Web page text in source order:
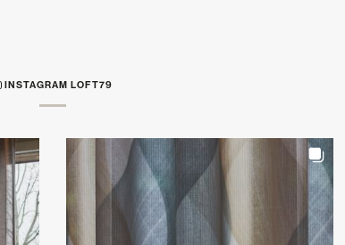
INSTAGRAM LOFT79